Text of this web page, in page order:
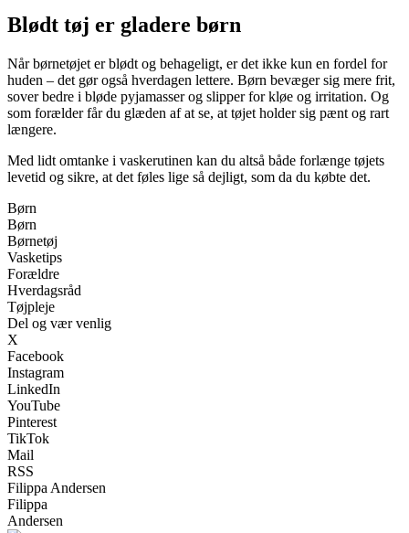
Blødt tøj er gladere børn
Når børnetøjet er blødt og behageligt, er det ikke kun en fordel for
huden – det gør også hverdagen lettere. Børn bevæger sig mere frit,
sover bedre i bløde pyjamasser og slipper for kløe og irritation. Og
som forælder får du glæden af at se, at tøjet holder sig pænt og rart
længere.
Med lidt omtanke i vaskerutinen kan du altså både forlænge tøjets
levetid og sikre, at det føles lige så dejligt, som da du købte det.
Børn
Børn
Børnetøj
Vasketips
Forældre
Hverdagsråd
Tøjpleje
Del og vær venlig
X
Facebook
Instagram
LinkedIn
YouTube
Pinterest
TikTok
Mail
RSS
Filippa Andersen
Filippa
Andersen